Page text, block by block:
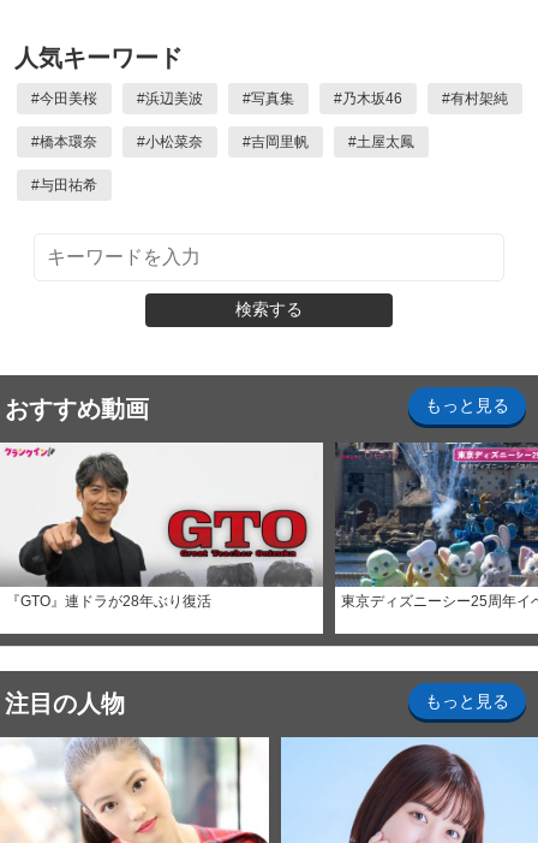
人気キーワード
#今田美桜 #浜辺美波 #写真集 #乃木坂46 #有村架純
#橋本環奈 #小松菜奈 #吉岡里帆 #土屋太鳳
#与田祐希
検索する
おすすめ動画 もっと見る
『GTO』連ドラが28年ぶり復活 東京ディズニーシー25周年イ
注目の人物 もっと見る